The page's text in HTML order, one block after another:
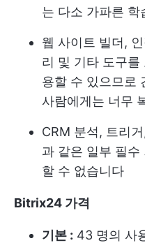
는 다소 가파른
웹 사이트 빌더,
리 및 기타 도구
용할 수 있으므로
사람에게는 너무
CRM 분석, 트리
과 같은 일부 필수
할 수 없습니다
Bitrix24 가격
기본 : 43 명의 사